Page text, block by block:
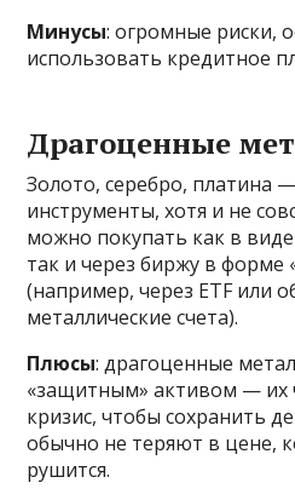
Минусы: огромные риски,
использовать кредитное
Драгоценные
Золото, серебро, платина
инструменты, хотя и не
можно покупать как в
так и через биржу в форме
(например, через ETF или
металлические счета).
Плюсы: драгоценные
«защитным» активом — их
кризис, чтобы сохранить
обычно не теряют в цене,
рушится.